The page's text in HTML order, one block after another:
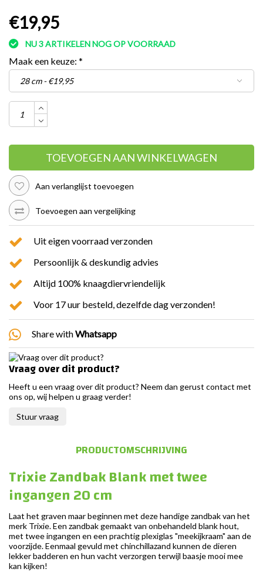
€19,95
NU 3 ARTIKELEN NOG OP VOORRAAD
Maak een keuze: *
TOEVOEGEN AAN WINKELWAGEN
Aan verlanglijst toevoegen
Toevoegen aan vergelijking
Uit eigen voorraad verzonden
Persoonlijk & deskundig advies
Altijd 100% knaagdiervriendelijk
Voor 17 uur besteld, dezelfde dag verzonden!
Share withWhatsapp
Vraag over dit product?
Heeft u een vraag over dit product? Neem dan gerust contact met
ons op, wij helpen u graag verder!
Stuur vraag
PRODUCTOMSCHRIJVING
Trixie Zandbak Blank met twee
ingangen 20 cm
Laat het graven maar beginnen met deze handige zandbak van het
merk Trixie. Een zandbak gemaakt van onbehandeld blank hout,
met twee ingangen en een prachtig plexiglas "meekijkraam" aan de
voorzijde. Eenmaal gevuld met chinchillazand kunnen de dieren
lekker badderen en hun vacht verzorgen terwijl baasje mooi mee
kan kijken!